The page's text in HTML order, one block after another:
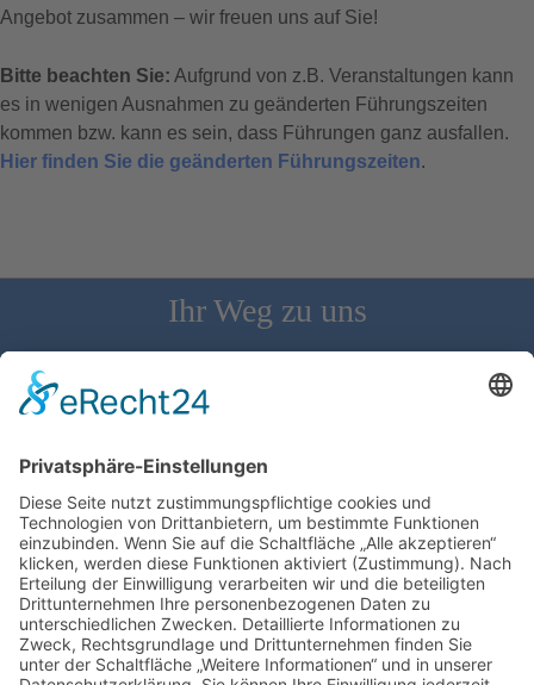
Angebot zusammen – wir freuen uns auf Sie!
Bitte beachten Sie: Aufgrund von z.B. Veranstaltungen kann
es in wenigen Ausnahmen zu geänderten Führungszeiten
kommen bzw. kann es sein, dass Führungen ganz ausfallen.
Hier finden Sie die geänderten Führungszeiten.
Ihr Weg zu uns
Schloss Bürgeln, 79418 Schliengen | Telefon: 07626/237 | E-
Mail: direktion@schlossbuergeln.de
Wir benötigen Ihre Zustimmung, um den
Google Maps-Service zu laden!
Wir verwenden einen Service eines
Drittanbieters, um Karteninhalte einzubetten.
Dieser Service kann Daten zu Ihren Aktivitäten
sammeln. Bitte lesen Sie die Details durch und
stimmen Sie der Nutzung des Service zu, um